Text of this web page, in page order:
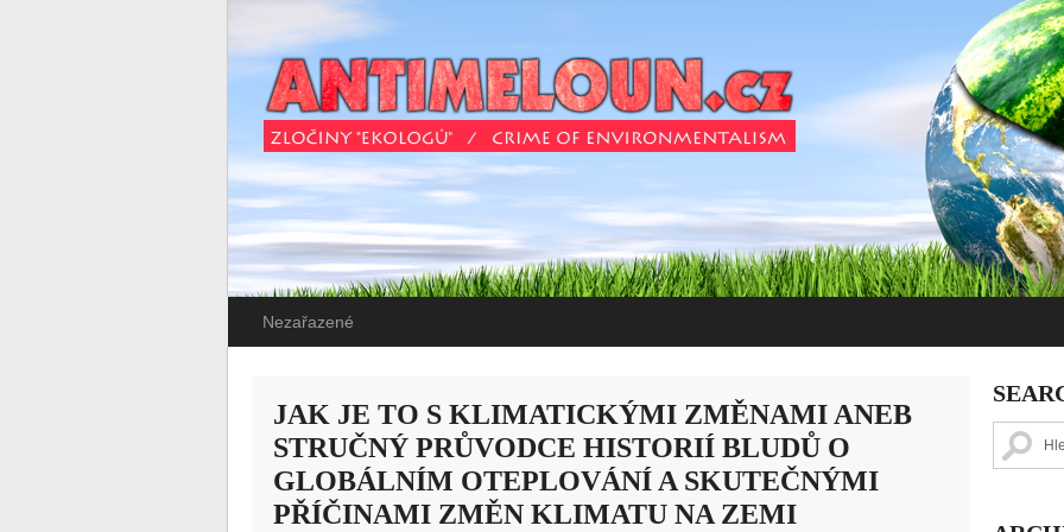
Nezařazené
JAK JE TO S KLIMATICKÝMI ZMĚNAMI ANEB
STRUČNÝ PRŮVODCE HISTORIÍ BLUDŮ O
GLOBÁLNÍM OTEPLOVÁNÍ A SKUTEČNÝMI
PŘÍČINAMI ZMĚN KLIMATU NA ZEMI